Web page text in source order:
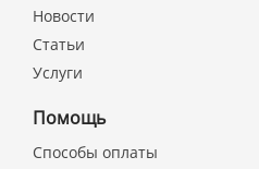
Новости
Статьи
Услуги
Помощь
Способы оплаты